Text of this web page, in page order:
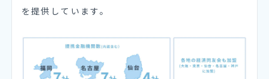
を提供しています。